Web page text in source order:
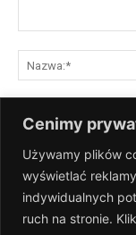
Cenimy
Używamy plików
wyświetlać
indywidualnych
ruch na stronie.
Zapisz moje
przeglądarce na